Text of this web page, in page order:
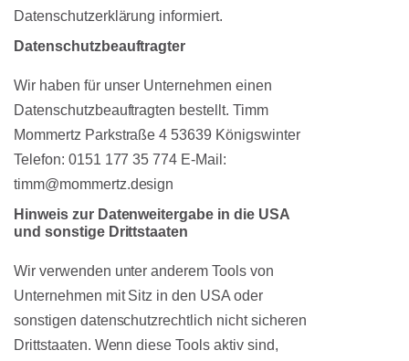
Datenschutzerklärung informiert.
Datenschutz­beauftragter
Wir haben für unser Unternehmen einen
Datenschutzbeauftragten bestellt. Timm
Mommertz Parkstraße 4 53639 Königswinter
Telefon: 0151 177 35 774 E-Mail:
timm@mommertz.design
Hinweis zur Datenweitergabe in die USA
und sonstige Drittstaaten
Wir verwenden unter anderem Tools von
Unternehmen mit Sitz in den USA oder
sonstigen datenschutzrechtlich nicht sicheren
Drittstaaten. Wenn diese Tools aktiv sind,